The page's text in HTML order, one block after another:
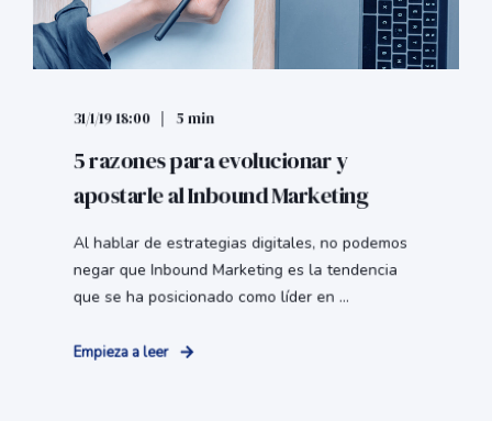
31/1/19 18:00 5 min
5 razones para evolucionar y
apostarle al Inbound Marketing
Al hablar de estrategias digitales, no podemos
negar que Inbound Marketing es la tendencia
que se ha posicionado como líder en ...
Empieza a leer